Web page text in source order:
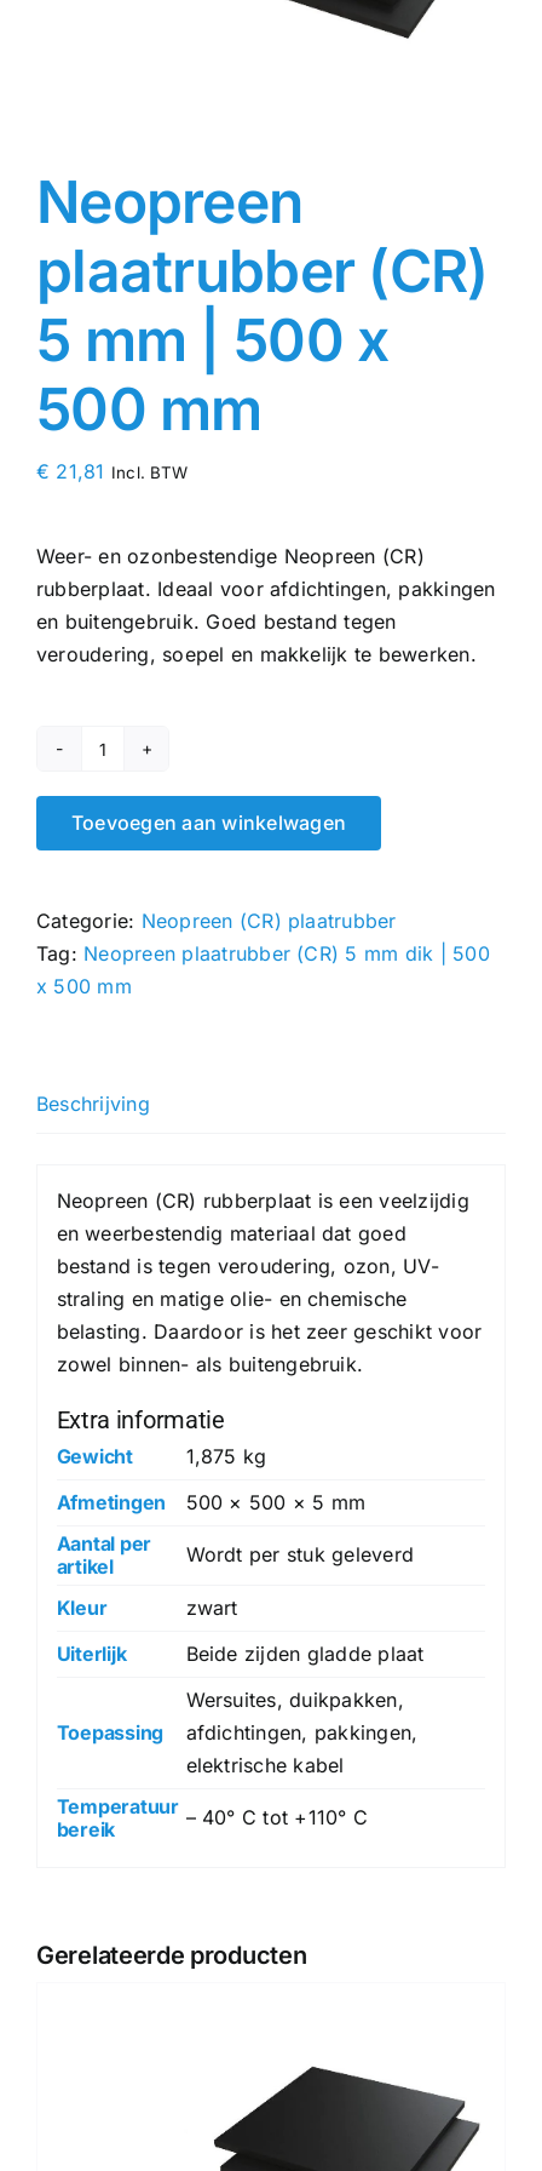
Winkelmand
Neopreen
plaatrubber (CR)
5 mm | 500 x
500 mm
€ 21,81 Incl. BTW
Weer- en ozonbestendige Neopreen (CR)
rubberplaat. Ideaal voor afdichtingen, pakkingen
en buitengebruik. Goed bestand tegen
veroudering, soepel en makkelijk te bewerken.
Neopreen
plaatrubber
(CR)
|
500
x
Toevoegen aan winkelwagen
Categorie: Neopreen (CR) plaatrubber
Tag: Neopreen plaatrubber (CR) 5 mm dik | 500
x 500 mm
Beschrijving
Neopreen (CR) rubberplaat is een veelzijdig
en weerbestendig materiaal dat goed
bestand is tegen veroudering, ozon, UV-
straling en matige olie- en chemische
belasting. Daardoor is het zeer geschikt voor
zowel binnen- als buitengebruik.
Extra informatie
Gewicht
1,875 kg
Afmetingen
500 × 500 × 5 mm
Aantal per
artikel
Wordt per stuk geleverd
Kleur
zwart
Uiterlijk
Beide zijden gladde plaat
Toepassing
Wersuites, duikpakken,
afdichtingen, pakkingen,
elektrische kabel
Temperatuur
bereik
– 40° C tot +110° C
Gerelateerde producten